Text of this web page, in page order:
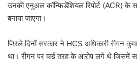
उनकी एनुअल कॉन्फिडेंशियल रिपोर्ट (ACR) के
बनाया जाएगा।
पिछले दिनों सरकार ने HCS अधिकारी रीगन
था। रीगन पर कई तरह के आरोप लगे थे जिसमें